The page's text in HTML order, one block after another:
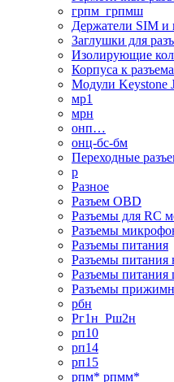
грпм_грпмш
Держатели SIM и
Заглушки для
Изолирующие
Корпуса к
Модули Keystone
мр1
мрн
онп…
онц-бс-бм
Переходные
р
Разное
Разъем OBD
Разъемы для RC
Разъемы
Разъемы питания
Разъемы питания
Разъемы питания
Разъемы
рбн
Рг1н_Рш2н
рп10
рп14
рп15
рпм* рпмм*